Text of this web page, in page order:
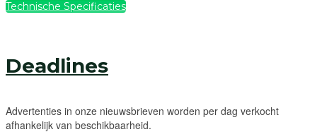
Technische Specificaties
Deadlines
Advertenties in onze nieuwsbrieven worden per dag verkocht
afhankelijk van beschikbaarheid.